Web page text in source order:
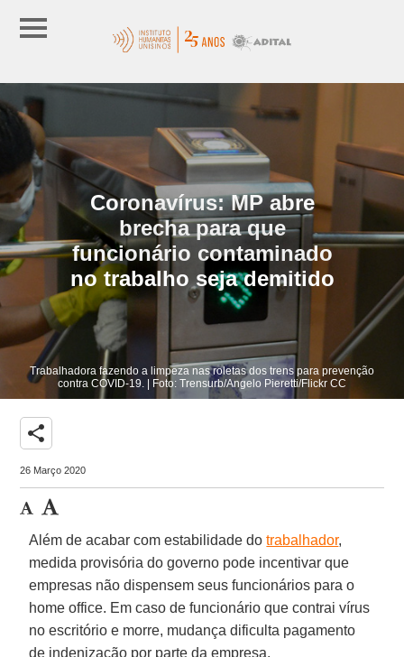
Coronavírus: MP abre
brecha para que
funcionário contaminado
no trabalho seja demitido
Trabalhadora fazendo a limpeza nas roletas dos trens para prevenção
contra COVID-19. | Foto: Trensurb/Angelo Pieretti/Flickr CC
share
26 Março 2020
Além de acabar com estabilidade dotrabalhador,
medida provisória do governo pode incentivar que
empresas não dispensem seus funcionários para o
home office. Em caso de funcionário que contrai vírus
no escritório e morre, mudança dificulta pagamento
de indenização por parte da empresa.